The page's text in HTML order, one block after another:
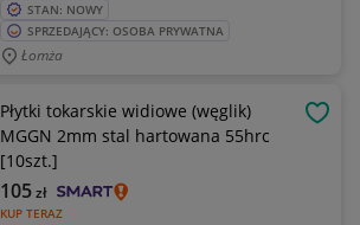
STAN: NOWY
SPRZEDAJĄCY: OSOBA PRYWATNA
Łomża
Płytki tokarskie widiowe (węglik)
MGGN 2mm stal hartowana 55hrc
[10szt.]
KUP TERAZ
105zł